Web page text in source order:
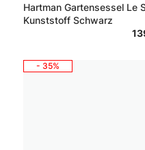
Hartman Gartensessel Le
Kunststoff Schwarz
- 35%